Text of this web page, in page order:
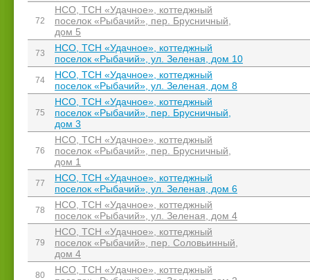
72
НСО, ТСН «Удачное», коттеджный
поселок «Рыбачий», пер. Брусничный,
дом 5
73
НСО, ТСН «Удачное», коттеджный
поселок «Рыбачий», ул. Зеленая, дом 10
74
НСО, ТСН «Удачное», коттеджный
поселок «Рыбачий», ул. Зеленая, дом 8
75
НСО, ТСН «Удачное», коттеджный
поселок «Рыбачий», пер. Брусничный,
дом 3
76
НСО, ТСН «Удачное», коттеджный
поселок «Рыбачий», пер. Брусничный,
дом 1
77
НСО, ТСН «Удачное», коттеджный
поселок «Рыбачий», ул. Зеленая, дом 6
78
НСО, ТСН «Удачное», коттеджный
поселок «Рыбачий», ул. Зеленая, дом 4
79
НСО, ТСН «Удачное», коттеджный
поселок «Рыбачий», пер. Соловьинный,
дом 4
80
НСО, ТСН «Удачное», коттеджный